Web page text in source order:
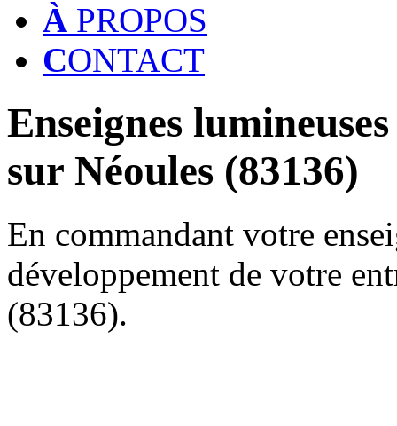
À PROPOS
CONTACT
Enseignes
sur Néoules (83136)
En commandant votre
développement de votre
(83136).